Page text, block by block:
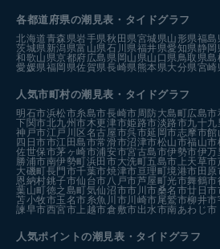
各都道府県の潮見表 ・タイドグラフ
北海道青森県岩手県秋田県宮城県山形県福島
茨城県新潟県富山県石川県福井県愛知県静岡
和歌山県京都府広島県 岡山県山口県鳥取県島
愛媛県福岡県佐賀県長崎県熊本県大分県宮崎
人気市町村の潮見表・タイドグラフ
明石市浜松市糸島市長崎市周防大島町広島市
下関市北九州市木更津市姫路市淡路市九十九
神戸市江戸川区 名古屋市呉市延岡市志摩市館
四日市市江田島市常滑市沼津市松山市福山市
佐世保市茅ヶ崎市浦安市宮古島市伊勢市伊万
勝浦市南伊勢町浜田市大洗町五島市 上天草市
大磯町長門市千葉市焼津市亘理町境港市 田原
恩納村銚子市仙台市八戸市芦屋町光市舞鶴市
葉山町徳之島町気仙沼市市川市桑名市廿日市
苫小牧市玉名市糸魚川市川崎市尾鷲市柳井市
諫早市西宮市 上越市倉敷市出水市南あわじ市
人気ポイントの潮見表・タイドグラフ